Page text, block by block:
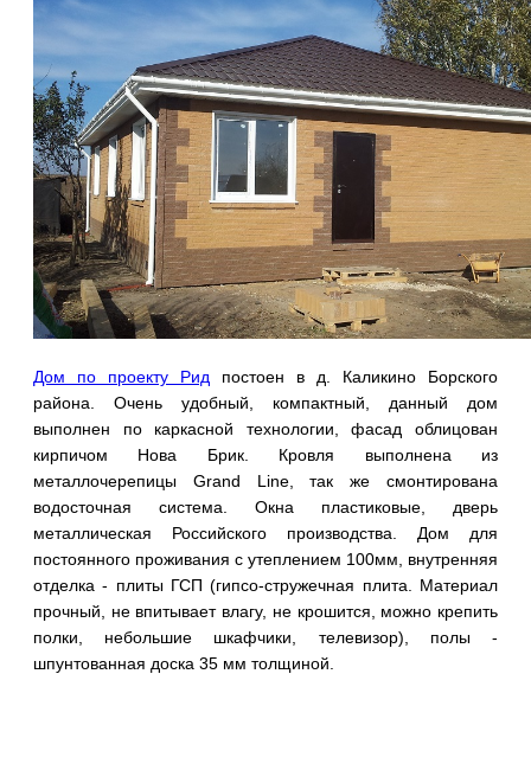
Дом по проекту Рид постоен в д. Каликино Борского
района. Очень удобный, компактный, данный дом
выполнен по каркасной технологии, фасад облицован
кирпичом Нова Брик. Кровля выполнена из
металлочерепицы Grand Line, так же смонтирована
водосточная система. Окна пластиковые, дверь
металлическая Российского производства. Дом для
постоянного проживания с утеплением 100мм, внутренняя
отделка - плиты ГСП (гипсо-стружечная плита. Материал
прочный, не впитывает влагу, не крошится, можно крепить
полки, небольшие шкафчики, телевизор), полы -
шпунтованная доска 35 мм толщиной.